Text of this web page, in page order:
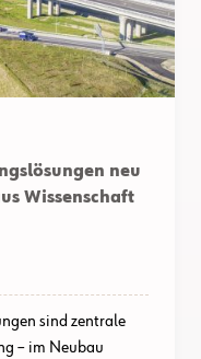
neu
Wissenschaft
sind zentrale
– im Neubau